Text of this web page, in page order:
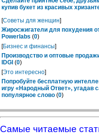
купив букет из красивых
[Советы для женщин]
Жиросжигатели для похудения
Powerlabs (0)
[Бизнес и финансы]
Производство и оптовые
IDGI (0)
[Это интересно]
Попробуйте бесплатную
игру «Народный Ответ», угадав
популярное слово (0)
Самые читаемые